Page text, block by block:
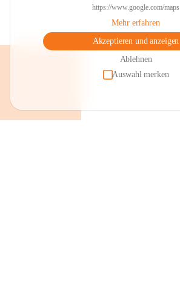
https://www.google.com/maps
Mehr erfahren
Akzeptieren und anzeigen
Ablehnen
Auswahl merken